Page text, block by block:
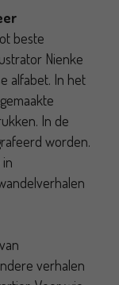
beste
Nienke
alfabet. In het
In de
worden.
verhalen